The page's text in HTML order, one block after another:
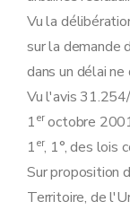
Art.
Art.
Art.
Art.
Art.
Art.
Art.
Art.
Art.
Art.
Art.
Vu la
sur la demande
dans un délai
Vu l'avis
1eroctobre
1er, 1°, des lois
Sur proposition
Territoire, de